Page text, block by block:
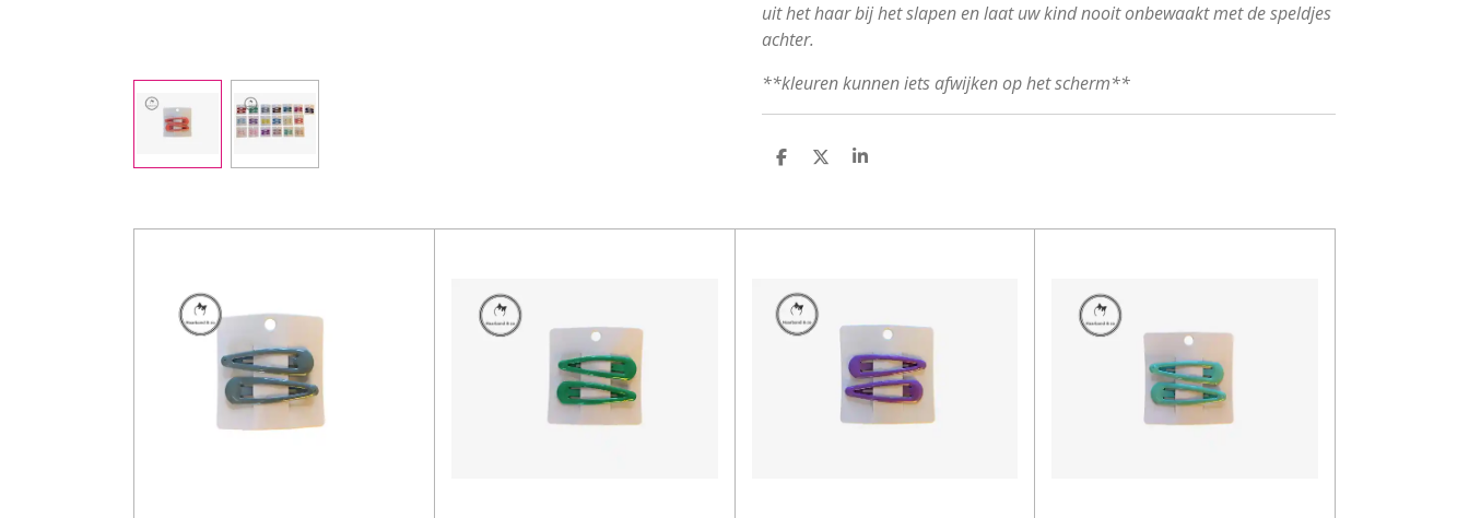
uit het haar bij het slapen en laat uw kind nooit onbewaakt met de speldjes
achter.
**kleuren kunnen iets afwijken op het scherm**
D
N
D
S
E